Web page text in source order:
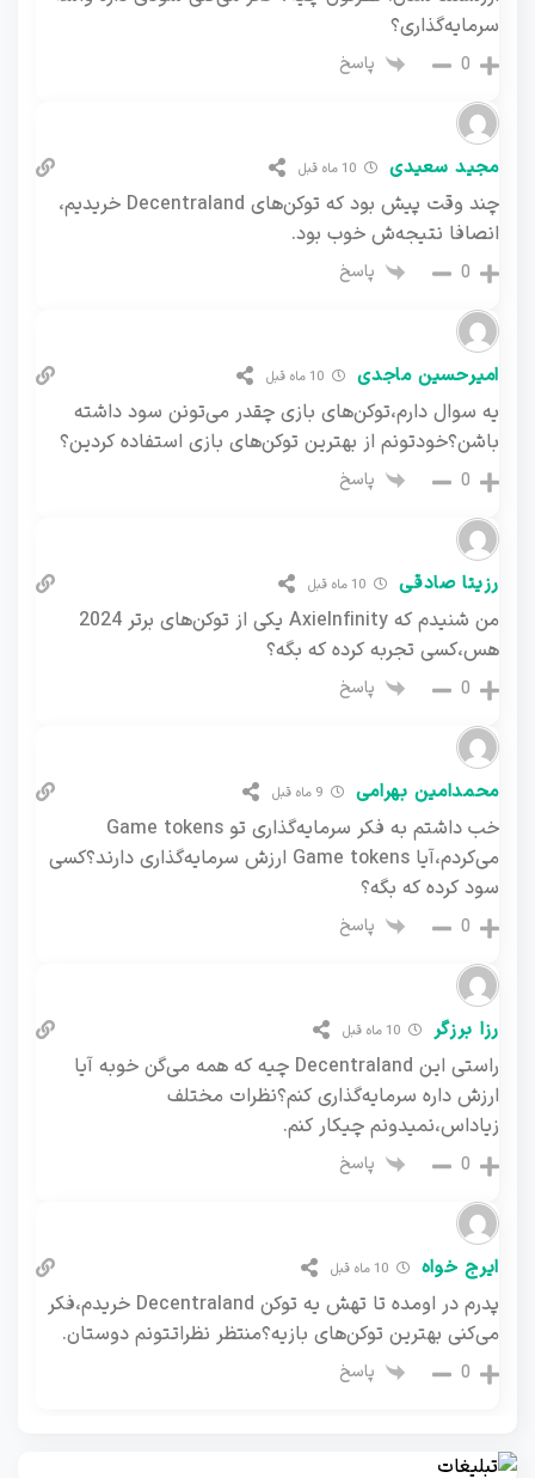
سرمایه‌گذاری؟
0 پاسخ
مجید سعیدی
چند وقت پیش بود که توکن‌های Decentraland خریدیم،
انصافا نتیجه‌ش خوب بود.
0 پاسخ
امیرحسین ماجدی
یه سوال دارم،توکن‌های بازی چقدر می‌تونن سود داشته
باشن؟خودتونم از بهترین توکن‌های بازی استفاده کردین؟
0 پاسخ
رزیتا صادقی
من شنیدم که AxieInfinity یکی از توکن‌های برتر 2024
هس،کسی تجربه کرده که بگه؟
0 پاسخ
محمدامین بهرامی 9 ماه قبل
خب داشتم به فکر سرمایه‌گذاری تو Game tokens
می‌کردم،آیا Game tokens ارزش سرمایه‌گذاری دارند؟کسی
سود کرده که بگه؟
0 پاسخ
رزا برزگر 10 ماه قبل
راستی این Decentraland چیه که همه می‌گن خوبه آیا
ارزش داره سرمایه‌گذاری کنم؟نظرات مختلف
زیاداس،نمیدونم چیکار کنم.
0 پاسخ
ایرج خواه 10 ماه قبل
پدرم در اومده تا تهش یه توکن Decentraland خریدم،فکر
می‌کنی بهترین توکن‌های بازیه؟منتظر نظراتتونم دوستان.
0 پاسخ